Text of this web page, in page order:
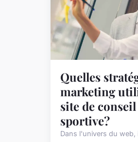
Quelles
marketing
site de
sportive?
Dans l'univers du